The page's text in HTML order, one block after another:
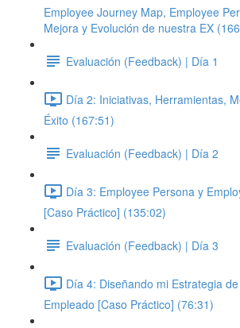
Employee Journey Map, Employee
Mejora y Evolución de nuestra EX
Evaluación (Feedback) | Día 1
Día 2: Iniciativas, Herramientas,
Éxito (167:51)
Evaluación (Feedback) | Día 2
Día 3: Employee Persona y
[Caso Práctico] (135:02)
Evaluación (Feedback) | Día 3
Día 4: Diseñando mi Estrategia
Empleado [Caso Práctico] (76:31)